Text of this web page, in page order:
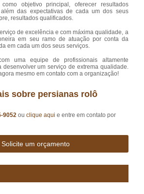
objetivo principal, oferecer resultados
das expectativas de cada um dos seus
resultados qualificados.
de excelência e com máxima qualidade, a
em seu ramo de atuação por conta da
em cada um dos seus serviços.
uma equipe de profissionais altamente
desenvolver um serviço de extrema qualidade.
mesmo em contato com a organização!
sobre persianas rolô
9052ouclique aqui e entre em contato por
Solicite um orçamento